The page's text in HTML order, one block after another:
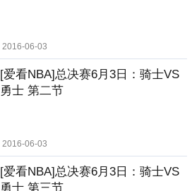
2016-06-03
[爱看NBA]总决赛6月3日：骑士VS
勇士 第二节
2016-06-03
[爱看NBA]总决赛6月3日：骑士VS
勇士 第三节